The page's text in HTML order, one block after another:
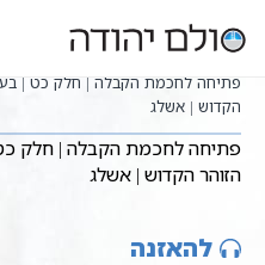
עמוד ראשי שיעורי וידאו
פתיחה לחכמת הקבלה - הרב יוחאי
פתיחה לחכמת הקבלה | חלק כט |
הקדוש | אשלג
פתיחה לחכמת הקבלה | חלק כט
הזוהר הקדוש | אשלג
להאזנה